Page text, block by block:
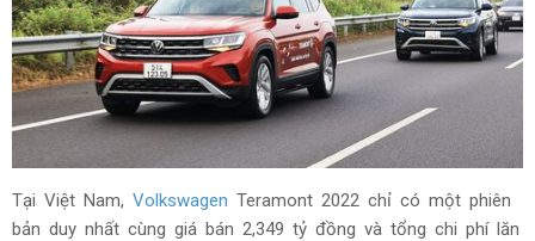
Tại Việt Nam, Volkswagen Teramont 2022 chỉ có một phiên
bản duy nhất cùng giá bán 2,349 tỷ đồng và tổng chi phí lăn